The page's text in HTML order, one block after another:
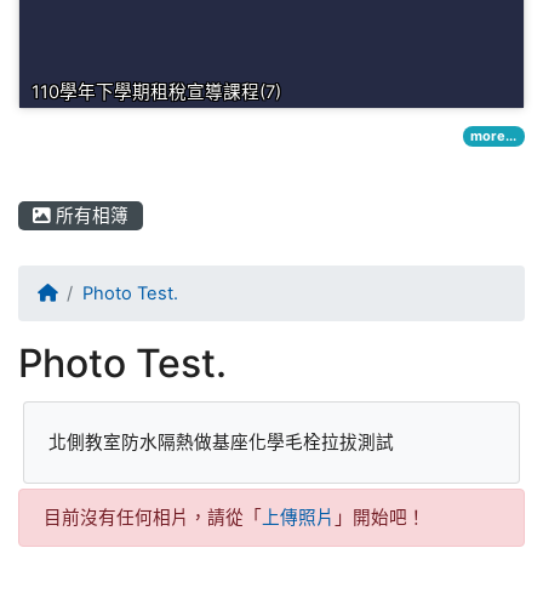
110學年下學期租稅宣導課程(7)
more...
所有相簿
回首頁Photo Test.
Photo Test.
北側教室防水隔熱做基座化學毛栓拉拔測試
目前沒有任何相片，請從「 上傳照片 」開始吧！